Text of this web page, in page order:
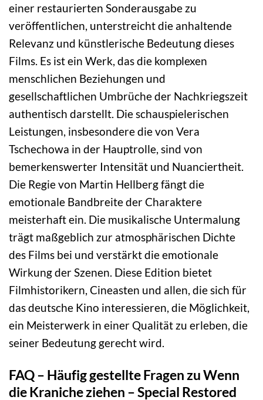
einer restaurierten Sonderausgabe zu
veröffentlichen, unterstreicht die anhaltende
Relevanz und künstlerische Bedeutung dieses
Films. Es ist ein Werk, das die komplexen
menschlichen Beziehungen und
gesellschaftlichen Umbrüche der Nachkriegszeit
authentisch darstellt. Die schauspielerischen
Leistungen, insbesondere die von Vera
Tschechowa in der Hauptrolle, sind von
bemerkenswerter Intensität und Nuanciertheit.
Die Regie von Martin Hellberg fängt die
emotionale Bandbreite der Charaktere
meisterhaft ein. Die musikalische Untermalung
trägt maßgeblich zur atmosphärischen Dichte
des Films bei und verstärkt die emotionale
Wirkung der Szenen. Diese Edition bietet
Filmhistorikern, Cineasten und allen, die sich für
das deutsche Kino interessieren, die Möglichkeit,
ein Meisterwerk in einer Qualität zu erleben, die
seiner Bedeutung gerecht wird.
FAQ – Häufig gestellte Fragen zu Wenn
die Kraniche ziehen – Special Restored